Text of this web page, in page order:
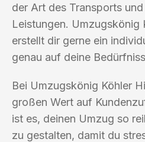
der Art des Transports
Leistungen. Umzugskönig
erstellt dir gerne ein
genau auf deine
Bei Umzugskönig Köhler
großen Wert auf
ist es, deinen Umzug so
zu gestalten, damit du